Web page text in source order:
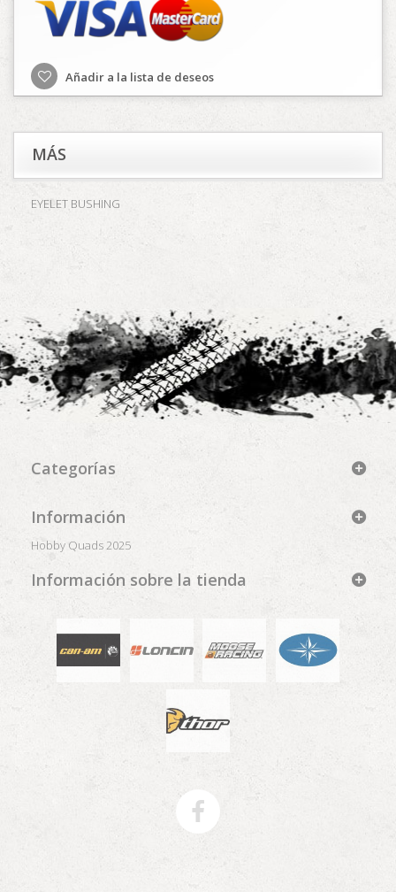
Añadir a la lista de deseos
MÁS
EYELET BUSHING
Categorías
Información
Hobby Quads 2025
Información sobre la tienda